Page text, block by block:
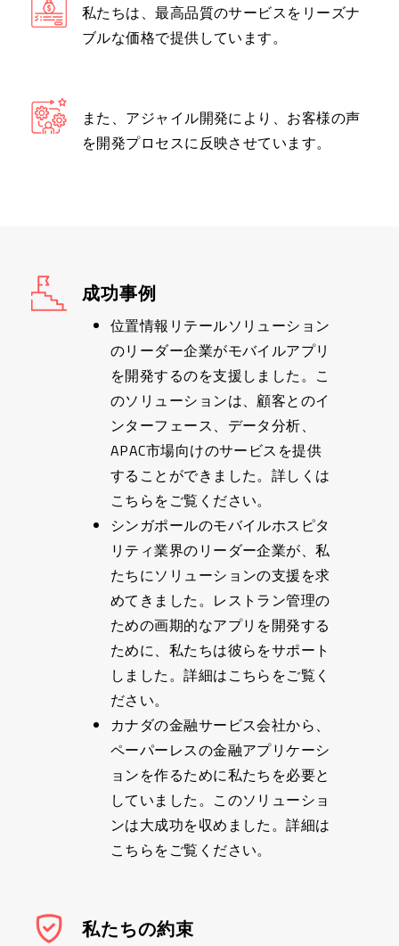
私たちは、最高品質のサービスをリーズナ
ブルな価格で提供しています。
また、アジャイル開発により、お客様の声
を開発プロセスに反映させています。
成功事例
位置情報リテールソリューション
のリーダー企業がモバイルアプリ
を開発するのを支援しました。こ
のソリューションは、顧客とのイ
ンターフェース、データ分析、
APAC市場向けのサービスを提供
することができました。詳しくは
こちらをご覧ください。
シンガポールのモバイルホスピタ
リティ業界のリーダー企業が、私
たちにソリューションの支援を求
めてきました。レストラン管理の
ための画期的なアプリを開発する
ために、私たちは彼らをサポート
しました。詳細はこちらをご覧く
ださい。
カナダの金融サービス会社から、
ペーパーレスの金融アプリケーシ
ョンを作るために私たちを必要と
していました。このソリューショ
ンは大成功を収めました。詳細は
こちらをご覧ください。
私たちの約束